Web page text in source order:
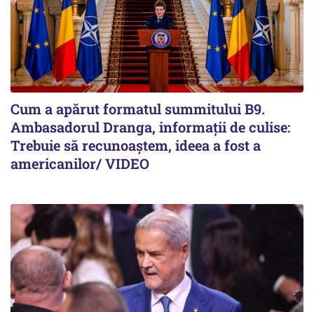
Cum a apărut formatul summitului B9.
Ambasadorul Dranga, informații de culise:
Trebuie să recunoaștem, ideea a fost a
americanilor/ VIDEO